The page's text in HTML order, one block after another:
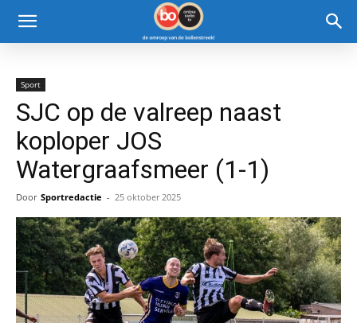
Sport
SJC op de valreep naast
koploper JOS
Watergraafsmeer (1-1)
Door Sportredactie - 25 oktober 2025